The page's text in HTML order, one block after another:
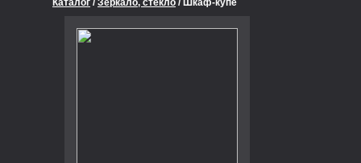
Каталог /Зеркало, стекло / Шкаф-купе